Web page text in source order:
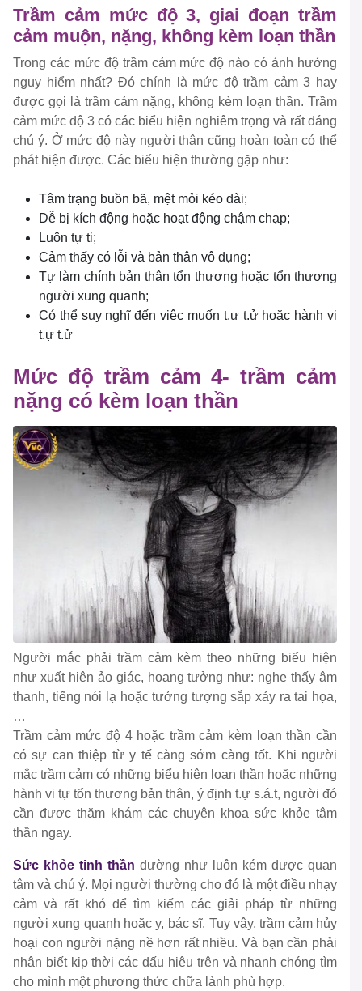
Trầm cảm mức độ 3, giai đoạn trầm
cảm muộn, nặng, không kèm loạn thần
Trong các mức độ trầm cảm mức độ nào có ảnh hưởng
nguy hiểm nhất? Đó chính là mức độ trầm cảm 3 hay
được gọi là trầm cảm nặng, không kèm loạn thần. Trầm
cảm mức độ 3 có các biểu hiện nghiêm trọng và rất đáng
chú ý. Ở mức độ này người thân cũng hoàn toàn có thể
phát hiện được. Các biểu hiện thường gặp như:
Tâm trạng buồn bã, mệt mỏi kéo dài;
Dễ bị kích động hoặc hoạt động chậm chạp;
Luôn tự ti;
Cảm thấy có lỗi và bản thân vô dụng;
Tự làm chính bản thân tổn thương hoặc tổn thương
người xung quanh;
Có thể suy nghĩ đến việc muốn t.ự t.ử hoặc hành vi
t.ự t.ử
Mức độ trầm cảm 4- trầm cảm
nặng có kèm loạn thần
Người mắc phải trầm cảm kèm theo những biểu hiện
như xuất hiện ảo giác, hoang tưởng như: nghe thấy âm
thanh, tiếng nói lạ hoặc tưởng tượng sắp xảy ra tai họa,
…
Trầm cảm mức độ 4 hoặc trầm cảm kèm loạn thần cần
có sự can thiệp từ y tế càng sớm càng tốt. Khi người
mắc trầm cảm có những biểu hiện loạn thần hoặc những
hành vi tự tổn thương bản thân, ý định t.ự s.á.t, người đó
cần được thăm khám các chuyên khoa sức khỏe tâm
thần ngay.
Sức khỏe tinh thần dường như luôn kém được quan
tâm và chú ý. Mọi người thường cho đó là một điều nhạy
cảm và rất khó để tìm kiếm các giải pháp từ những
người xung quanh hoặc y, bác sĩ. Tuy vậy, trầm cảm hủy
hoại con người nặng nề hơn rất nhiều. Và bạn cần phải
nhận biết kịp thời các dấu hiệu trên và nhanh chóng tìm
cho mình một phương thức chữa lành phù hợp.